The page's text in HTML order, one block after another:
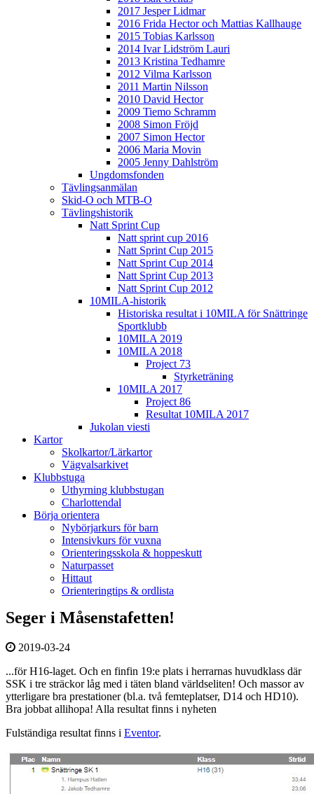
2017 Jesper Lidmar
2016 Frida Hector och Mattias Kallhauge
2015 Tobias Karlsson
2014 Ivar Lidström Lauri
2013 Kristina Tedhamre
2012 Vilma Karlsson
2011 Martin Nilsson
2010 David Hector
2009 Tiemo Schramm
2008 Simon Fröjd
2007 Simon Hector
2006 Maria Movin
2005 Jenny Dahlström
Ungdomsfonden
Tävlingsanmälan
Skid-O och MTB-O
Tävlingshistorik
Natt Sprint Cup
Natt sprint cup 2016
Natt Sprint Cup 2015
Natt Sprint Cup 2014
Natt Sprint Cup 2013
Natt Sprint Cup 2012
10MILA-historik
Historiska resultat i 10MILA för Snättringe
Sportklubb
10MILA 2019
10MILA 2018
Project 73
Styrketräning
10MILA 2017
Project 86
Resultat 10MILA 2017
Jukolan viesti
Kartor
Skolkartor/Lärkartor
Vägvalsarkivet
Klubbstuga
Uthyrning klubbstugan
Charlottendal
Börja orientera
Nybörjarkurs för barn
Intensivkurs för vuxna
Orienteringsskola & hoppeskutt
Naturpasset
Hittaut
Orienteringtips & ordlista
Seger i Måsenstafetten!
2019-03-24
...för H16-laget. Och en finfin 19:e plats i herrarnas huvudklass där
SSK i tre sträckor låg med i täten bland världseliten! Och massor av
ytterligare bra prestationer (bl.a. två femteplatser, D14 och HD10).
Bra jobbat allihopa! Alla resultat finns i nyheten
Fulständiga resultat finns i Eventor.